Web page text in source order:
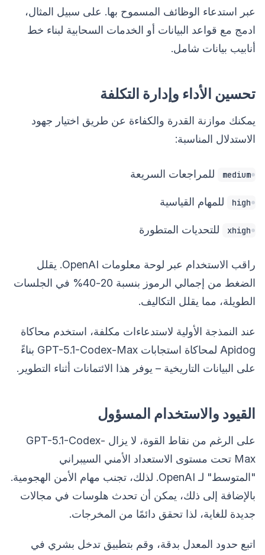
عبر استدعاء الوظائف المسموح بها. على سبيل المثال،
ادمج مع قواعد البيانات أو الخدمات السحابية لبناء خط
أنابيب بيانات شامل.
تحسين الأداء وإدارة التكلفة
يمكنك موازنة القدرة والكفاءة عن طريق اختيار جهود
الاستدلال المناسبة:
medium للمراجعات السريعة
high للمهام القياسية
xhigh للتحديات المتطورة
راقب الاستخدام عبر لوحة معلومات OpenAI. يقلل
الضغط من إجمالي الرموز بنسبة 20-40% في الجلسات
الطويلة، مما يقلل التكاليف.
عند النمذجة الأولية لاستدعاءات مكلفة، استخدم محاكاة
Apidog لمحاكاة استجابات GPT-5.1-Codex-Max بناءً
على البيانات التاريخية – يوفر هذا الائتمانات أثناء التطوير.
القيود والاستخدام المسؤول
على الرغم من نقاط القوة، لا يزال GPT-5.1-Codex-
Max تحت مستوى الاستعداد الأمني السيبراني
"المتوسط" لـ OpenAI. لذلك، تجنب مهام الأمن الهجومية.
بالإضافة إلى ذلك، يمكن أن تحدث هلوسات في مجالات
جديدة للغاية، لذا تحقق دائمًا من المخرجات.
اتبع حدود المعدل بدقة، وقم بتطبيق تدخل بشري في